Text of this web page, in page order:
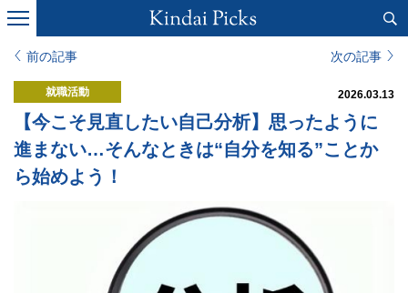
前の記事 次の記事
就職活動 2026.03.13
【今こそ見直したい自己分析】思ったように
進まない…そんなときは“自分を知る”ことか
ら始めよう！